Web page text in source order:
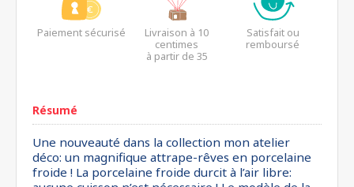
Paiement sécurisé
Livraison à 10
centimes
à partir de 35
Satisfait ou
remboursé
Résumé
Une nouveauté dans la collection mon atelier
déco: un magnifique attrape-rêves en porcelaine
froide ! La porcelaine froide durcit à l’air libre: